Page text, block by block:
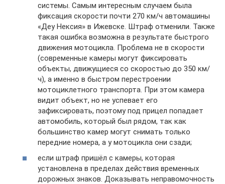
системы. Самым интересным случаем была
фиксация скорости почти 270 км/ч автомашины
«Деу Нексия» в Ижевске. Штраф отменили. Также
такая ошибка возможна в результате быстрого
движения мотоцикла. Проблема не в скорости
(современные камеры могут фиксировать
объекты, движущиеся со скоростью до 350 км/
ч), а именно в быстром перестроении
мотоциклетного транспорта. При этом камера
видит объект, но не успевает его
зафиксировать, поэтому под прицел попадает
автомобиль, который был рядом, так как
большинство камер могут снимать только
передние номера, а у мотоцикла они сзади;
если штраф пришёл с камеры, которая
установлена в пределах действия временных
дорожных знаков. Доказывать неправомочность